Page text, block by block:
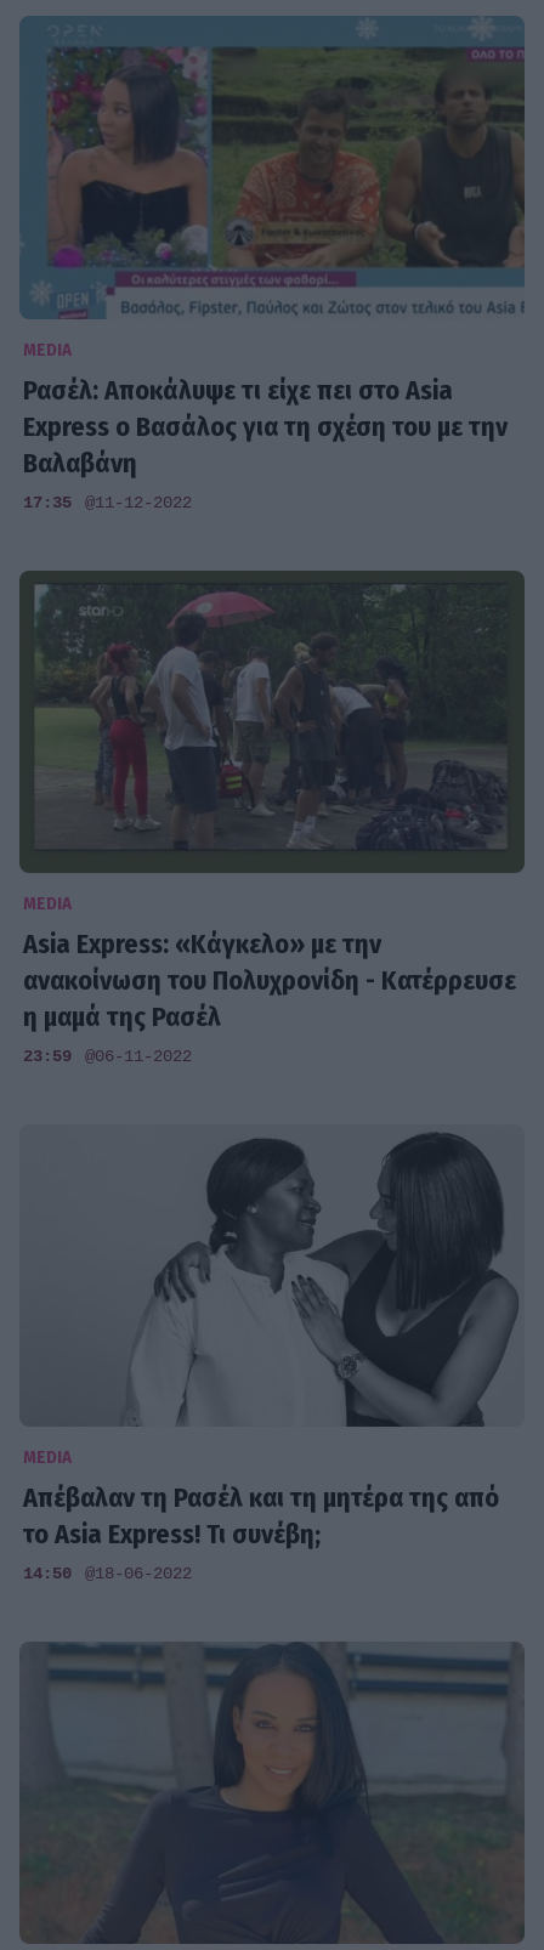
MEDIA
Ρασέλ: Αποκάλυψε τι είχε πει στο Asia
Express ο Βασάλος για τη σχέση του με την
Βαλαβάνη
17:35 @11-12-2022
MEDIA
Asia Express: «Κάγκελο» με την
ανακοίνωση του Πολυχρονίδη - Κατέρρευσε
η μαμά της Ρασέλ
23:59 @06-11-2022
MEDIA
Απέβαλαν τη Ρασέλ και τη μητέρα της από
το Asia Express! Τι συνέβη;
14:50 @18-06-2022